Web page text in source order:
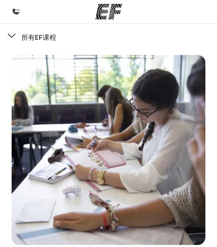
欢迎来到英孚教育
查看所有英孚提供的课程
办公室
查找您附近的办公室
关于我们
企业文化
职业发展
所有EF课程